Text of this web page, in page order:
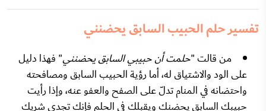
تفسير حلم الحبيب السابق يحضنني
من قالت "حلمت أن حبيبي السابق يحضنني" فهذا دليل
على الود والاشتياق له، أما رؤية الحبيب السابق ومصافحته
واحتضانه في المنام تدلّ على الصفح والعفو عنه، وإذا رأيت
حبيبك السابق يحضنك ويقبلك في الحلم فإنكِ تجدي شريك